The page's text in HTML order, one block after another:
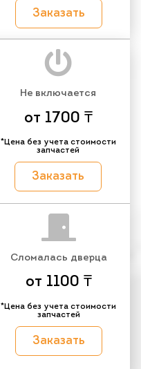
Заказать
Не включается
от 1700 ₸
*Цена без учета стоимости
запчастей
Заказать
Сломалась дверца
от 1100 ₸
*Цена без учета стоимости
запчастей
Заказать